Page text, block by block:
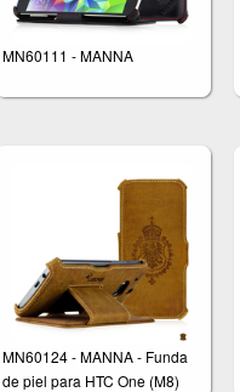
MN60111 - MANNA
MN60124 - MANNA - Funda
de piel para HTC One (M8)